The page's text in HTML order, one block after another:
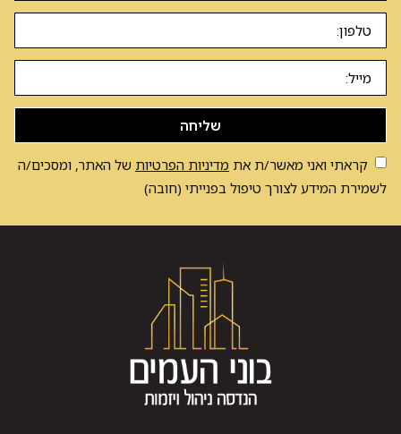
שליחה
קראתי ואני מאשר/ת את מדיניות הפרטיות של האתר, ומסכים/ה
לשמירת המידע לצורך טיפול בפנייתי (חובה)